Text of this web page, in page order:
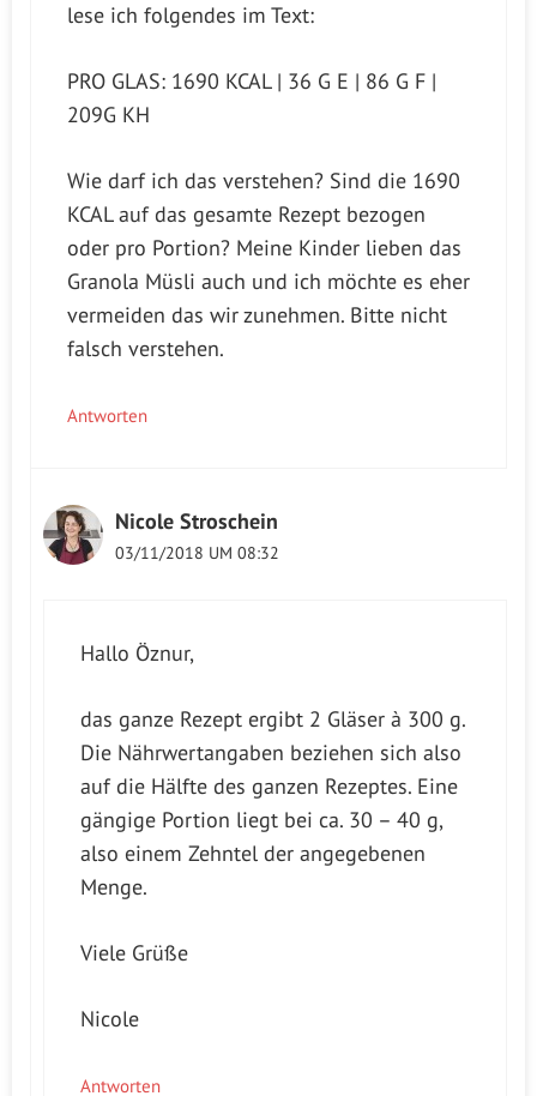
lese ich folgendes im Text:
PRO GLAS: 1690 KCAL | 36 G E | 86 G F |
209G KH
Wie darf ich das verstehen? Sind die 1690
KCAL auf das gesamte Rezept bezogen
oder pro Portion? Meine Kinder lieben das
Granola Müsli auch und ich möchte es eher
vermeiden das wir zunehmen. Bitte nicht
falsch verstehen.
Antworten
Nicole Stroschein
03/11/2018 UM 08:32
Hallo Öznur,
das ganze Rezept ergibt 2 Gläser à 300 g.
Die Nährwertangaben beziehen sich also
auf die Hälfte des ganzen Rezeptes. Eine
gängige Portion liegt bei ca. 30 – 40 g,
also einem Zehntel der angegebenen
Menge.
Viele Grüße
Nicole
Antworten